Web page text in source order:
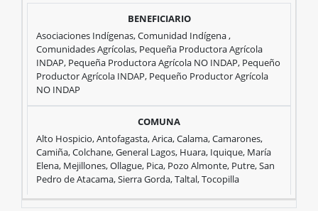
Grupo:
A
Monto:
Asociaciones Indígenas, Comunidad Indígena ,
Comunidades Agrícolas, Pequeña Productora Agrícola
INDAP, Pequeña Productora Agrícola NO INDAP, Pequeño
Productor Agrícola INDAP, Pequeño Productor Agrícola
NO INDAP
Alto Hospicio, Antofagasta, Arica, Calama, Camarones,
Camiña, Colchane, General Lagos, Huara, Iquique, María
Elena, Mejillones, Ollague, Pica, Pozo Almonte, Putre, San
Pedro de Atacama, Sierra Gorda, Taltal, Tocopilla